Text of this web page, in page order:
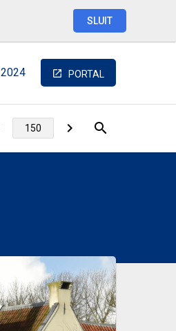
SLUIT
2024 PORTAL